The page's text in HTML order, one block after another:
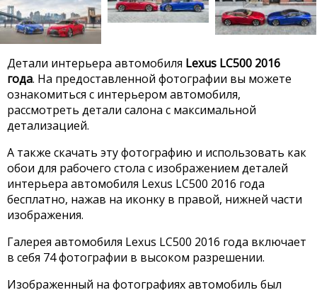
Детали интерьера автомобиля Lexus LC500 2016
года. На предоставленной фотографии вы можете
ознакомиться с интерьером автомобиля,
рассмотреть детали салона с максимальной
детализацией.
А также скачать эту фотографию и использовать как
обои для рабочего стола с изображением деталей
интерьера автомобиля Lexus LC500 2016 года
бесплатно, нажав на иконку в правой, нижней части
изображения.
Галерея автомобиля Lexus LC500 2016 года включает
в себя 74 фотографии в высоком разрешении.
Изображенный на фотографиях автомобиль был